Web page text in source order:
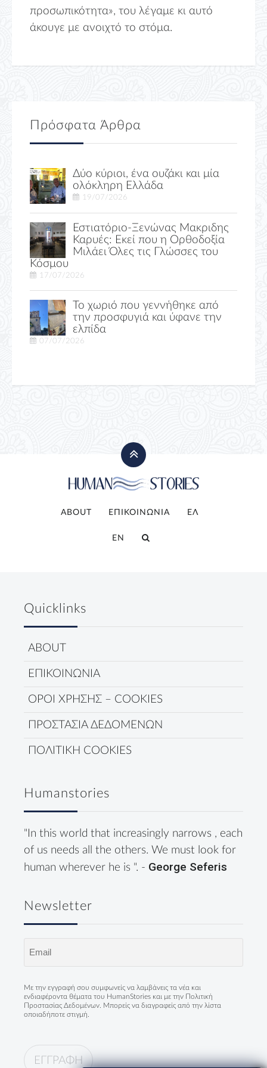
προσωπικότητα», του λέγαμε κι αυτό
άκουγε με ανοιχτό το στόμα.
Πρόσφατα Άρθρα
Δύο κύριοι, ένα ουζάκι και μία
ολόκληρη Ελλάδα
19/07/2026
Εστιατόριο-Ξενώνας Μακριδης
Καρυές: Εκεί που η Ορθοδοξία
Μιλάει Όλες τις Γλώσσες του
Κόσμου
17/07/2026
Το χωριό που γεννήθηκε από
την προσφυγιά και ύφανε την
ελπίδα
07/07/2026
ABOUT ΕΠΙΚΟΙΝΩΝΙΑ ΕΛ
EN
Quicklinks
ABOUT
ΕΠΙΚΟΙΝΩΝΙΑ
ΟΡΟΙ ΧΡΗΣΗΣ – COOKIES
ΠΡΟΣΤΑΣΙΑ ΔΕΔΟΜΕΝΩΝ
ΠΟΛΙΤΙΚΗ COOKIES
Humanstories
"In this world that increasingly narrows , each
of us needs all the others. We must look for
human wherever he is ". - George Seferis
Newsletter
Με την εγγραφή σου συμφωνείς να λαμβάνεις τα νέα και
ενδιαφέροντα θέματα του HumanStories και με την Πολιτική
Προστασίας Δεδομένων . Μπορείς να διαγραφείς από την λίστα
οποιαδήποτε στιγμή.